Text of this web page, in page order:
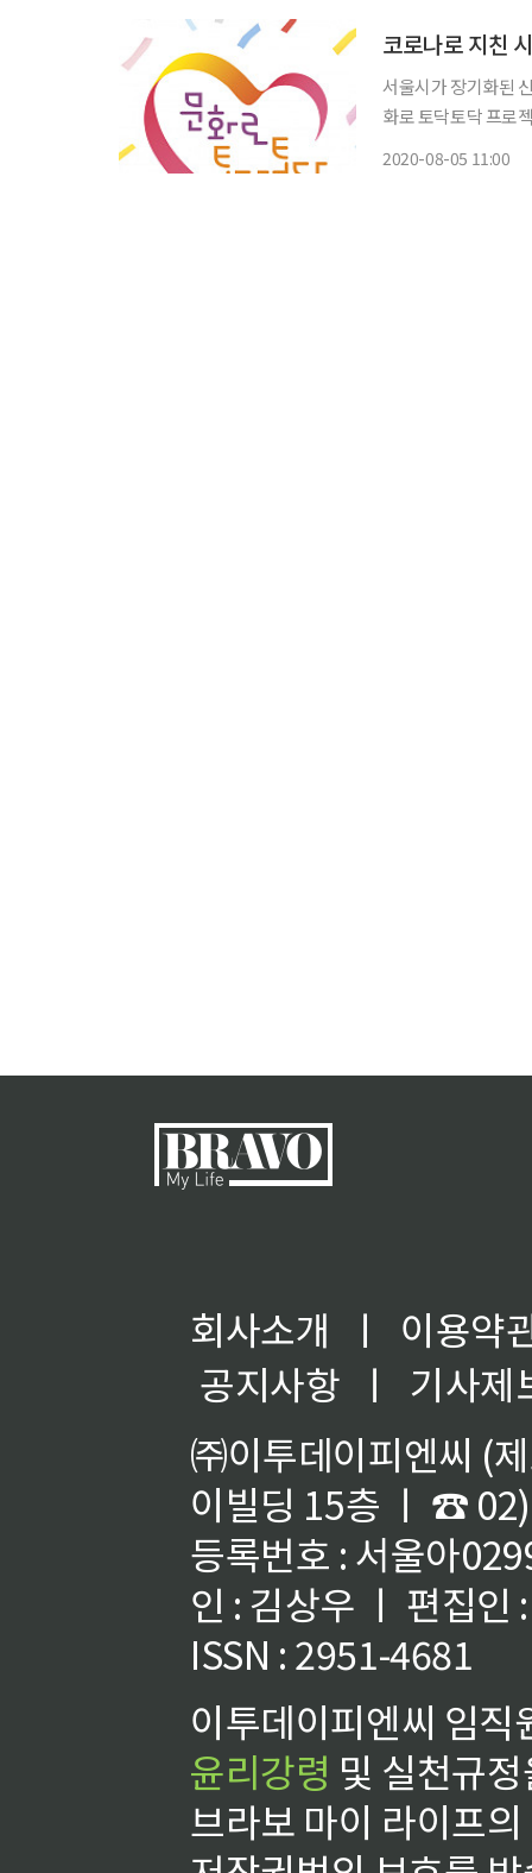
서울시가 장기화된
화로 토닥토닥 프로젝트’를 가동한다. 5일 서울
2020-08-05 11:00
회사소개 ㅣ
이용약
공지사항
ㅣ
기사제
㈜이투데이피엔씨 (
이빌딩 15층 ㅣ ☎
등록번호 : 서울아
인 : 김상우 ㅣ 편집인
ISSN : 2951-4681
이투데이피엔씨 임
윤리강령 및 실천규
브라보 마이 라이프